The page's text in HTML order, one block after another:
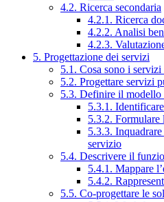
4.2. Ricerca secondaria
4.2.1. Ricerca
4.2.2. Analisi
4.2.3.
5. Progettazione dei servizi
5.1. Cosa sono i
5.2. Progettare servizi
5.3. Definire il modello
5.3.1.
5.3.2. Formulare
5.3.3.
servizio
5.4. Descrivere il
5.4.1. Mappare
5.4.2.
5.5. Co-progettare le